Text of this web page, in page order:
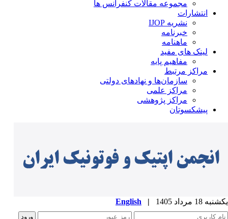
مجموعه مقالات کنفرانس ها
انتشارات
نشریه IJOP
خبرنامه
ماهنامه
لینک های مفید
مفاهیم پایه
مراکز مرتبط
سازمان‌ها و نهادهای دولتی
مراکز علمی
مراکز پژوهشی
پیشکسوتان
18 مرداد 1405 |
English